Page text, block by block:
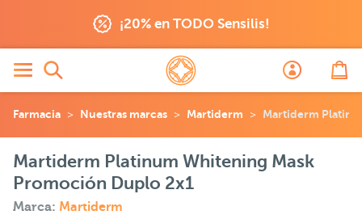
¡20% en TODO Sensilis!
Farmacia Nuestras marcas Martiderm Martiderm
Martiderm Platinum Whitening Mask
Promoción Duplo 2x1
Marca: Martiderm